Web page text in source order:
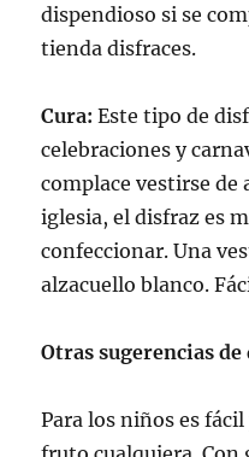
dispendioso si se
tienda disfraces.
Cura: Este tipo de
celebraciones y
complace vestirse
iglesia, el disfraz es
confeccionar. Una
alzacuello blanco.
Otras sugerencias
Para los niños es